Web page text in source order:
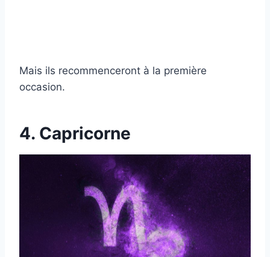
Mais ils recommenceront à la première
occasion.
4. Capricorne